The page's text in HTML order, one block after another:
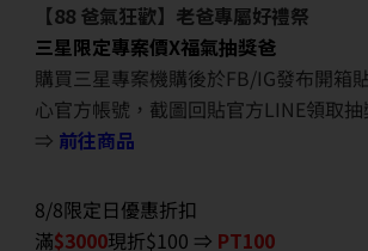
【88 爸氣狂歡】老爸專屬好禮祭
三星限定專案價X福氣抽獎爸
購買三星專案機購後於FB/IG發布開箱
心官方帳號，截圖回貼官方LINE領取
⇒ 前往商品
8/8限定日優惠折扣
滿$3000現折$100 ⇒ PT100